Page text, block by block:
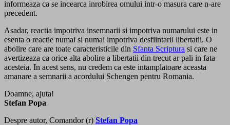
informeaza ca se incearca inrobirea omului intr-o masura care n-are
precedent.
Asadar, reactia impotriva insemnarii si impotriva numarului este in
esenta o reactie numai si numai impotriva desfiintarii libertatii. O
abolire care are toate caracteristicile din Sfanta Scriptura si care ne
avertizeaza ca orice alta abolire a libertatii din trecut ar pali in fata
acesteia. In acest sens, nu credem ca este intamplatoare aceasta
amanare a semnarii a acordului Schengen pentru Romania.
Doamne, ajuta!
Stefan Popa
Despre autor, Comandor (r) Stefan Popa